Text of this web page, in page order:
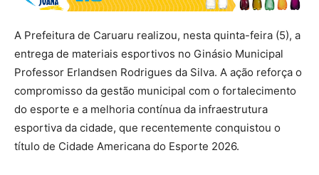
A Prefeitura de Caruaru realizou, nesta quinta-feira (5), a
entrega de materiais esportivos no Ginásio Municipal
Professor Erlandsen Rodrigues da Silva. A ação reforça o
compromisso da gestão municipal com o fortalecimento
do esporte e a melhoria contínua da infraestrutura
esportiva da cidade, que recentemente conquistou o
título de Cidade Americana do Esporte 2026.